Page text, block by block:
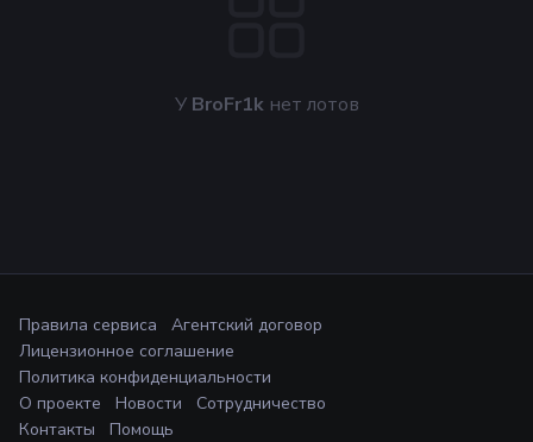
У BroFr1kнет лотов
Правила сервиса
Агентский договор
Лицензионное соглашение
Политика конфиденциальности
О проекте
Новости
Сотрудничество
Контакты
Помощь